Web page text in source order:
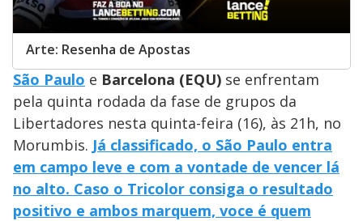
Arte: Resenha de Apostas
São Paulo e Barcelona (EQU) se enfrentam
pela quinta rodada da fase de grupos da
Libertadores nesta quinta-feira (16), às 21h, no
Morumbis. Já classificado, o São Paulo entra
em campo leve e com a vontade de vencer lá
no alto. Caso o Tricolor consiga o resultado
positivo e ambos marquem, voce é quem